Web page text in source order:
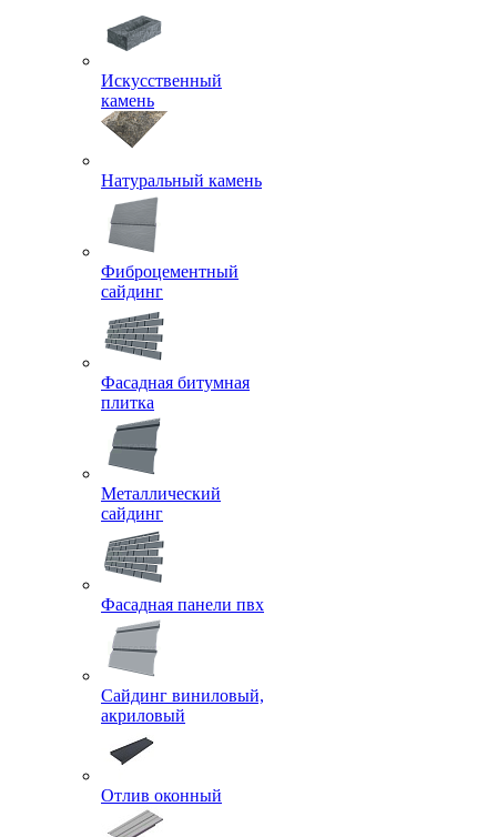
Искусственный
камень
Натуральный камень
Фиброцементный
сайдинг
Фасадная битумная
плитка
Металлический
сайдинг
Фасадная панели пвх
Сайдинг виниловый,
акриловый
Отлив оконный